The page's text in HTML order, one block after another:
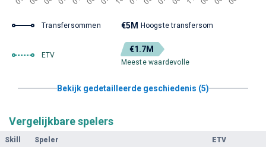
Transfersommen €5M Hoogste transfersom
ETV
€1.7M
Meeste waardevolle
Bekijk gedetailleerde geschiedenis (5)
Vergelijkbare spelers
Skill Speler ETV